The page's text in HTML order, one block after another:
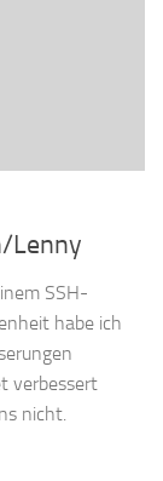
Lenny
SSH-
habe ich
verbessert
nicht.